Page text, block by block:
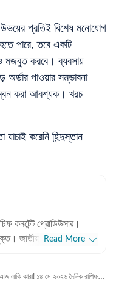
প্রতিই বিশেষ মনোযোগ
পারে, তবে একটি
করবে। ব্যবসায়
পাওয়ার সম্ভাবনা
করা আবশ্যক। খরচ
করেনি হিন্দুস্তান
কনটেন্ট প্রোডিউসার।
জাতীয় এবং আন্তর্জাতিক
Read More
কারা! ১৪ মে ২০২৬ দৈনিক রাশিফল রইল